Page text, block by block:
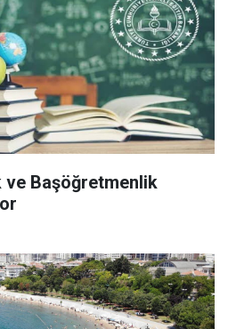
ve Başöğretmenlik